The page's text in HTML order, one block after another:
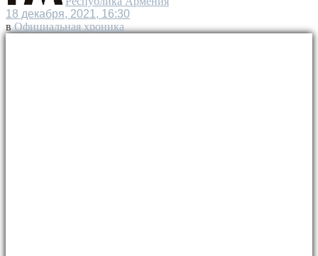
18 декабря, 2021, 16:30
в Официальная хроника